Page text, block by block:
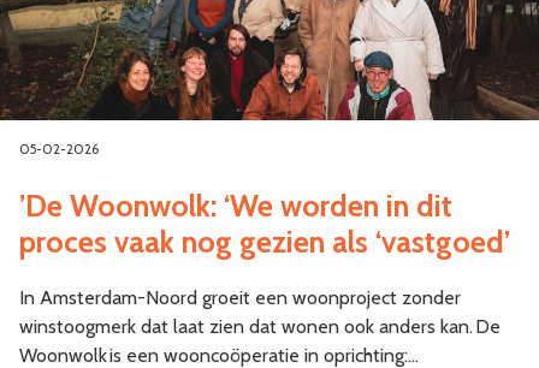
05-02-2026
’De Woonwolk: ‘We worden in dit
proces vaak nog gezien als ‘vastgoed’
In Amsterdam-Noord groeit een woonproject zonder
winstoogmerk dat laat zien dat wonen ook anders kan. De
Woonwolk is een wooncoöperatie in oprichting:…